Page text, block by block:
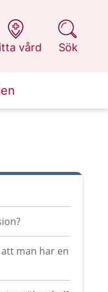
vård
1177.se
Sök
på 1177.se
man har en